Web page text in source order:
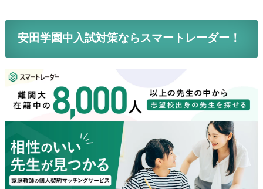
安田学園中入試対策ならスマートレーダー！